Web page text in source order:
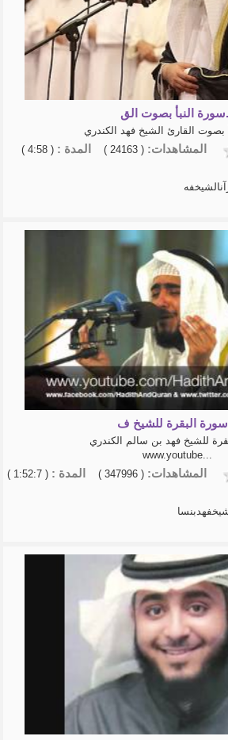
بصوت القارئ الشيخ فهد الكندري
المشاهدات: ( 24163 ) المدة : ( 4:58 )
للشيخ فهد بن سالم الكندري
www.youtube...
المشاهدات: ( 347996 ) المدة : ( 1:52:7 )